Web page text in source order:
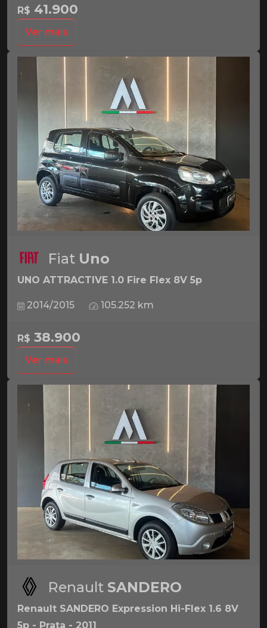
R$ 41.900
Ver mais
Fiat Uno
UNO ATTRACTIVE 1.0 Fire Flex 8V 5p
2014/2015 105.252 km
R$ 38.900
Ver mais
Renault SANDERO
Renault SANDERO Expression Hi-Flex 1.6 8V
5p - Prata - 2011